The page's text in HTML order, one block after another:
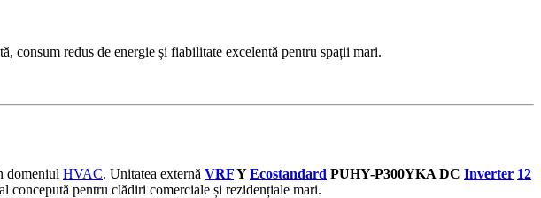
redus de energie și fiabilitate excelentă pentru spații mari.
domeniul HVAC. Unitatea externă VRFYEcostandard PUHY-P300YKA DC Inverter 12
concepută pentru clădiri comerciale și rezidențiale mari.